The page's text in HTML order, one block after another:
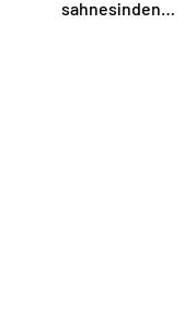
sahnesinden